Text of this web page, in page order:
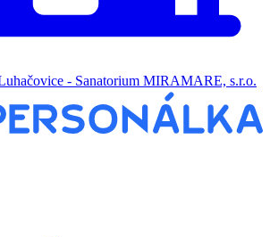
- Sanatorium MIRAMARE, s.r.o.